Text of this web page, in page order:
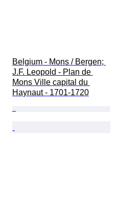
Belgium - Mons / Bergen;
J.F. Leopold - Plan de
Mons Ville capital du
Haynaut - 1701-1720